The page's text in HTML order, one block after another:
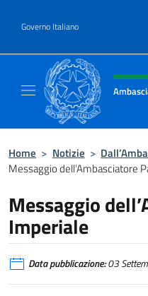
Governo Italiano
Intestazione
Home > Notizie >
Messaggio dell’Ambasciatore
Messaggio
Imperiale
Data pubblicazione:03